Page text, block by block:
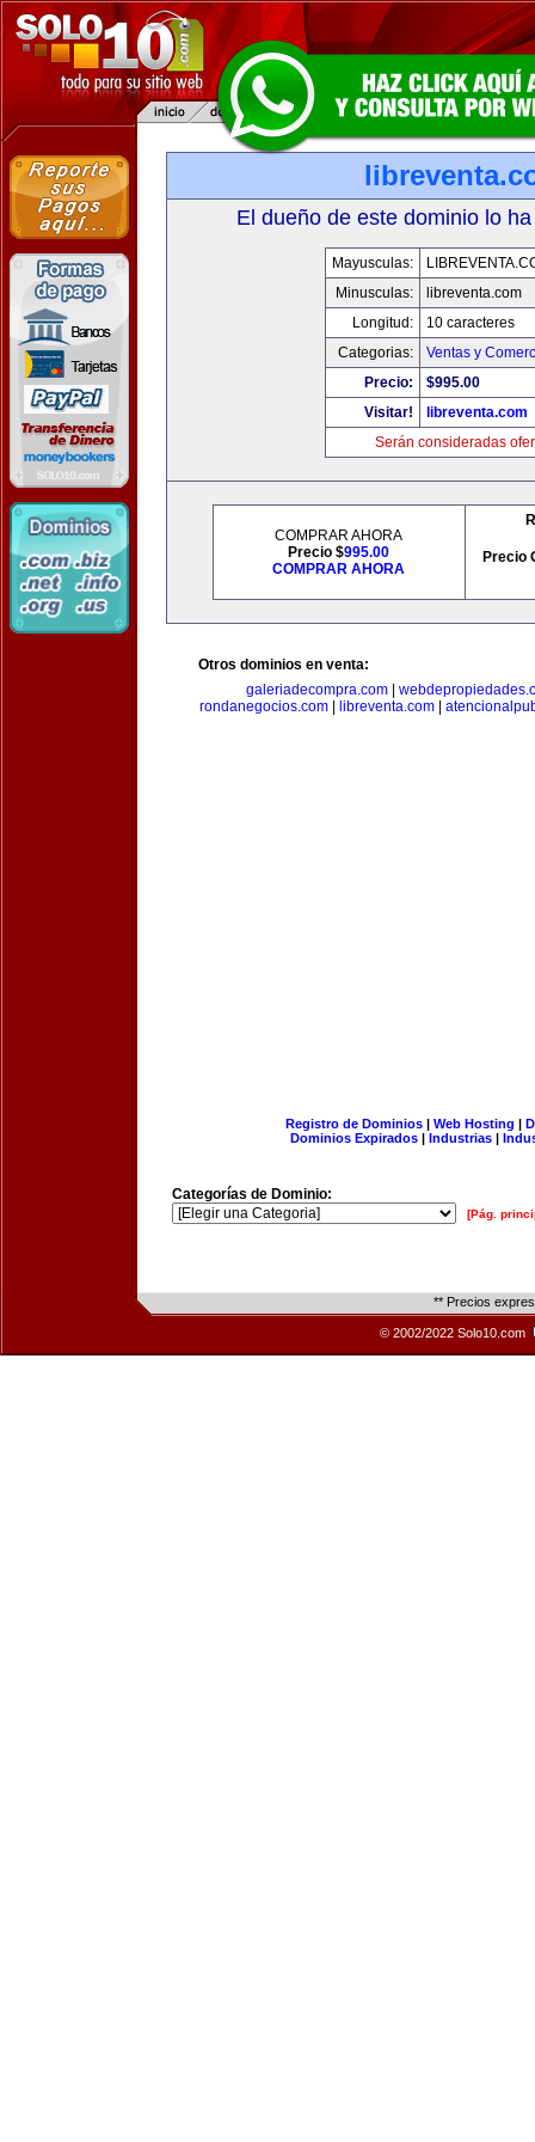
El dueño de este dominio lo
Mayusculas:
Minusculas:
libreventa.com
Longitud:
10 caracteres
Categorias:
Ventas y
Precio:
$995.00
Visitar!
libreventa.com
Serán consideradas
COMPRAR AHORA
Precio $995.00
COMPRAR AHORA
Precio
Otros dominios en venta:
galeriadecompra.com|
rondanegocios.com
libreventa.com
Registro de Dominios| Web Hosting |
Dominios Expirados | Industrias |
Categorías de Dominio:
[Pág.
** Precios
© 2002/2022 Solo10.com